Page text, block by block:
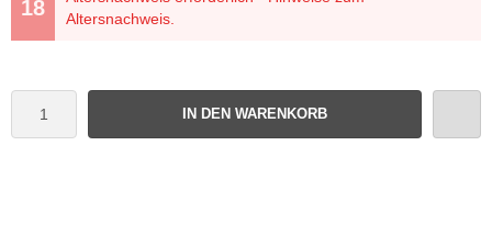
Altersnachweis.
IN DEN WARENKORB